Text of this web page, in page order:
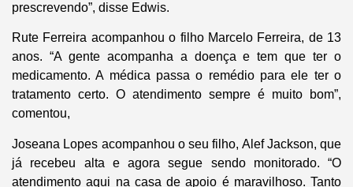
prescrevendo”, disse Edwis.
Rute Ferreira acompanhou o filho Marcelo Ferreira, de 13
anos. “A gente acompanha a doença e tem que ter o
medicamento. A médica passa o remédio para ele ter o
tratamento certo. O atendimento sempre é muito bom”,
comentou,
Joseana Lopes acompanhou o seu filho, Alef Jackson, que
já recebeu alta e agora segue sendo monitorado. “O
atendimento aqui na casa de apoio é maravilhoso. Tanto